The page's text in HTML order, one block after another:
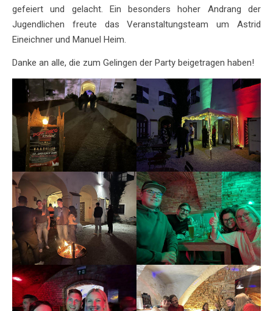
gefeiert und gelacht. Ein besonders hoher Andrang der
Jugendlichen freute das Veranstaltungsteam um Astrid
Eineichner und Manuel Heim.
Danke an alle, die zum Gelingen der Party beigetragen haben!